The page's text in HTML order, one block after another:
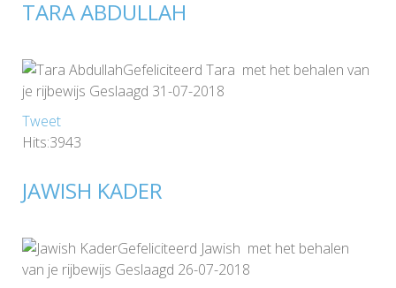
TARA ABDULLAH
Gefeliciteerd Tara met het behalen van
je rijbewijs Geslaagd 31-07-2018
Tweet
Hits:3943
JAWISH KADER
Gefeliciteerd Jawish met het behalen
van je rijbewijs Geslaagd 26-07-2018